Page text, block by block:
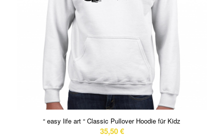
“ easy life art “ Classic Pullover Hoodie für Kidz
35,50€